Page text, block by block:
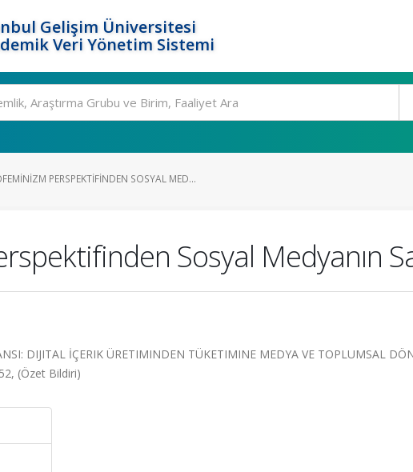
Gelişim Üniversitesi
Veri Yönetim Sistemi
PERSPEKTIFINDEN SOSYAL MED...
Sosyal Medyanın
DIJITAL İÇERIK ÜRETIMINDEN TÜKETIMINE MEDYA VE TOPLUMSAL
(Özet Bildiri)